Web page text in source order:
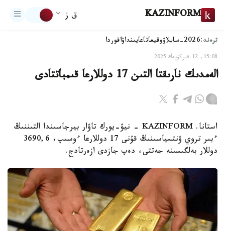
KAZINFORM ق ز
ترەند:2026-سايلاۋ وقيعاتاعايىنداۋاقوردا
15:08, 12 قىركۇيەك 2025
الەمدىك نارىقتا التىن 17 دوللارعا قىمباتتادى
استانا. KAZINFORM - نيۋ-يورك تاۋار بيرجاسىندا التىننىڭ
ءبىر تروي ۋنتسياسىنىڭ قۇنى 17 دوللارعا ءوسىپ، 3690,6
دوللار بەلگىسىنە جەتتى، دەپ جازدى ازەرتادج.